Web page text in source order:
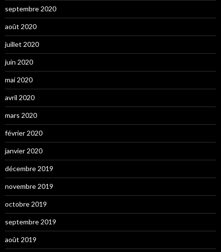
septembre 2020
août 2020
juillet 2020
juin 2020
mai 2020
avril 2020
mars 2020
février 2020
janvier 2020
décembre 2019
novembre 2019
octobre 2019
septembre 2019
août 2019